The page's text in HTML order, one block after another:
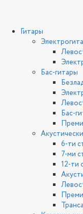
Гитары
Бас-гитары
Бас-
6-ти
7-ми
12-ти